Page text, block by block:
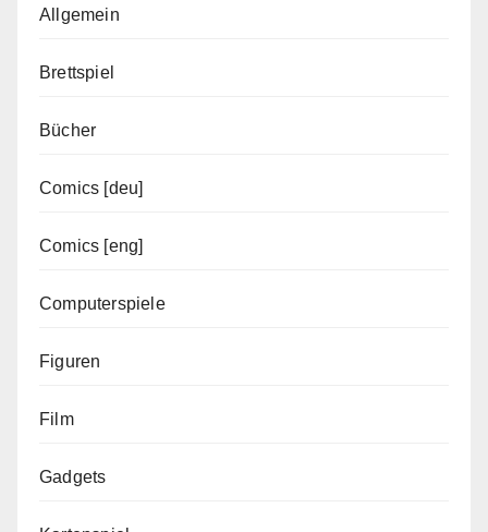
Allgemein
Brettspiel
Bücher
Comics [deu]
Comics [eng]
Computerspiele
Figuren
Film
Gadgets